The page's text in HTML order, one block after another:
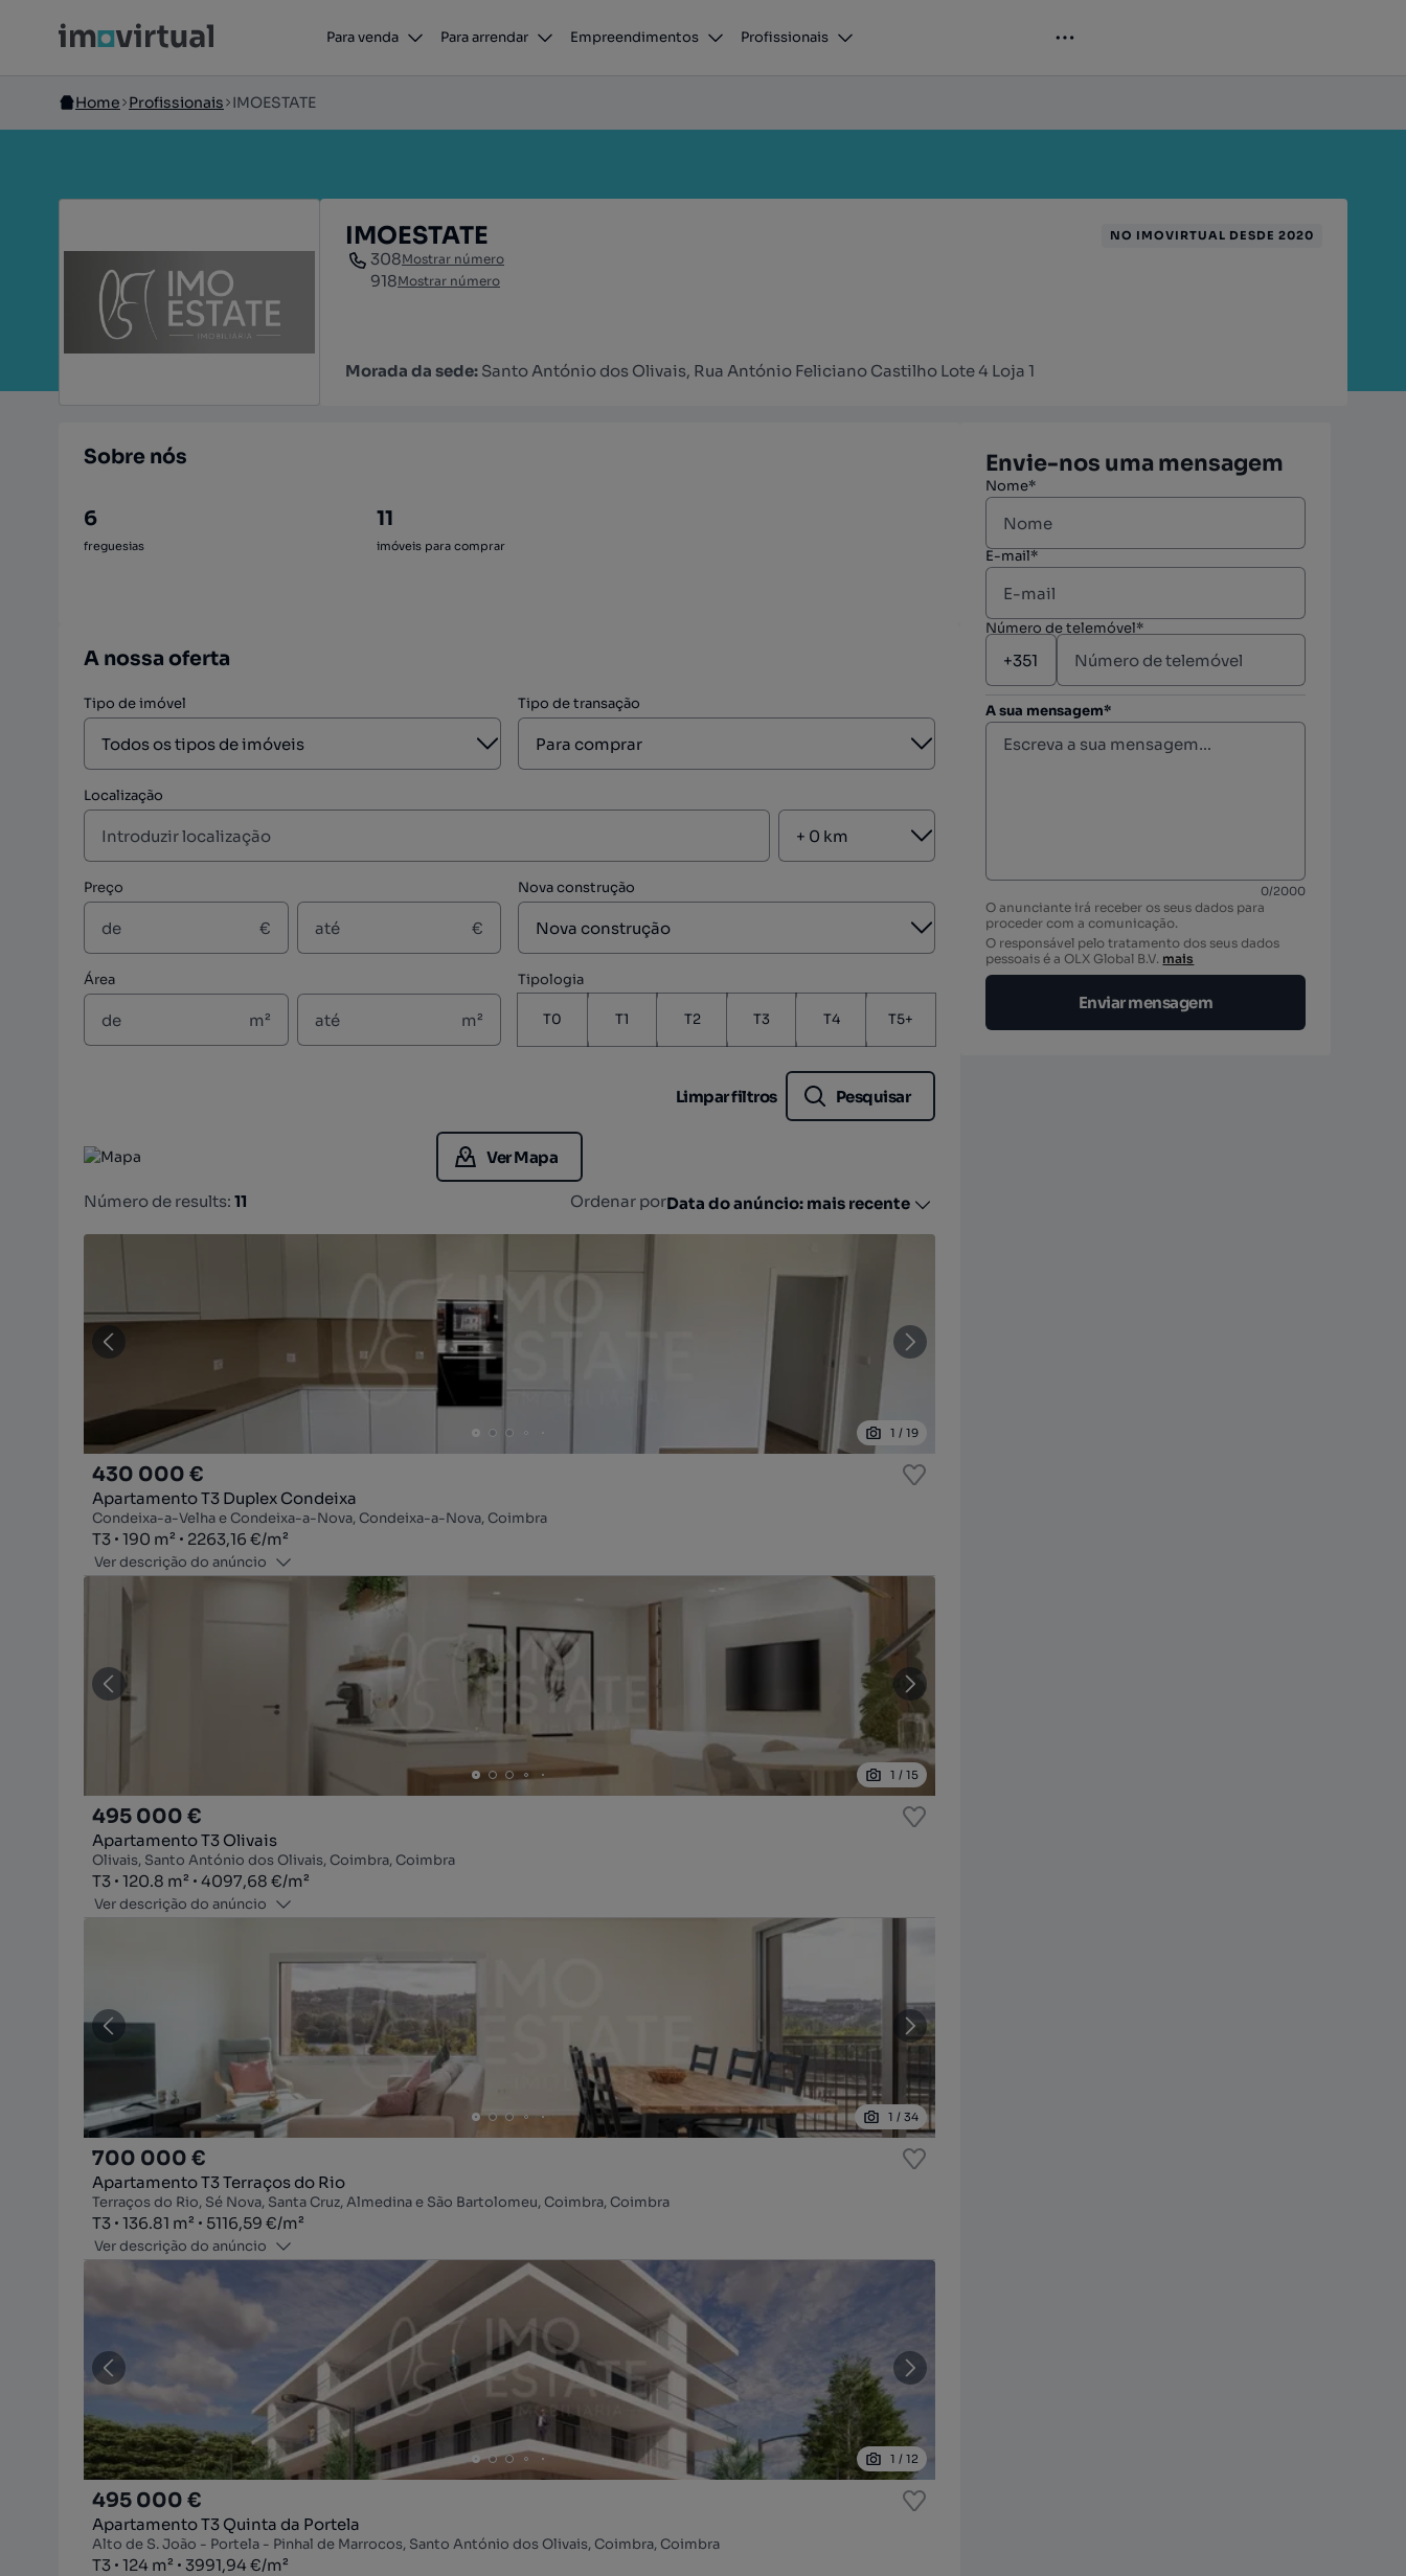
Para venda Para arrendar Empreendimentos Profissionais
Home Profissionais IMOESTATE
IMOESTATE
308Mostrar número
918Mostrar número
Morada da sede: Santo António dos Olivais, Rua António Feliciano Castilho Lote 4 Loja 1
NO IMOVIRTUAL DESDE 2020
Sobre nós
6
freguesias
11
imóveis para comprar
A nossa oferta
Tipo de imóvel
Aberto
Tipo de transação
Aberto
Localização
Aberto
Nova construção
Aberto
Preço
€ €
Área
m² m²
Tipologia
T0 T1 T2 T3 T4 T5+
Limpar filtros Pesquisar
Ver Mapa
Número de results: 11 Ordenar porData do anúncio: mais recente
1 /19
430 000 €
Apartamento T3 Duplex Condeixa
Condeixa-a-Velha e Condeixa-a-Nova, Condeixa-a-Nova, Coimbra
Tipologia
T3
Zona190 m²
Preço por metro quadrado
2263,16 €/m²
Ver descrição do anúncio
1 /15
495 000 €
Apartamento T3 Olivais
Olivais, Santo António dos Olivais, Coimbra, Coimbra
Tipologia
T3
Zona120.8 m²
Preço por metro quadrado
4097,68 €/m²
Ver descrição do anúncio
1 /34
700 000 €
Apartamento T3 Terraços do Rio
Terraços do Rio, Sé Nova, Santa Cruz, Almedina e São Bartolomeu, Coimbra, Coimbra
Tipologia
T3
Zona136.81 m²
Preço por metro quadrado
5116,59 €/m²
Ver descrição do anúncio
1 /12
495 000 €
Apartamento T3 Quinta da Portela
Alto de S. João - Portela - Pinhal de Marrocos, Santo António dos Olivais, Coimbra, Coimbra
Tipologia
T3
Zona124 m²
Preço por metro quadrado
3991,94 €/m²
Envie-nos uma mensagem
Nome*
E-mail*
Número de telemóvel*
A sua mensagem*
0/2000
O anunciante irá receber os seus dados para
proceder com a comunicação.
O responsável pelo tratamento dos seus dados
pessoais é a OLX Global B.V. mais
Enviar mensagem